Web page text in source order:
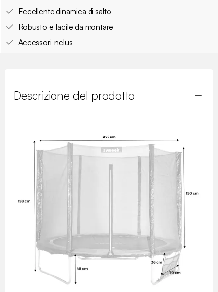
Eccellente dinamica di salto
Robusto e facile da montare
Accessori inclusi
Descrizione del prodotto